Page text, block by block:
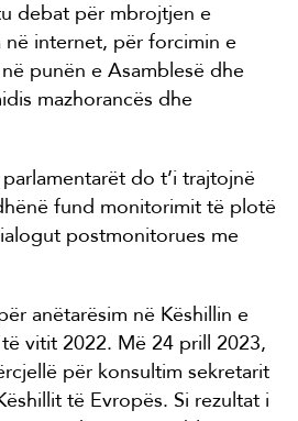
debat për mbrojtjen e
në internet, për forcimin e
punën e Asamblesë dhe
mazhorancës dhe
do t’i trajtojnë
fund monitorimit të plotë
postmonitorues me
anëtarësim në Këshillin e
vitit 2022. Më 24 prill 2023,
për konsultim sekretarit
të Evropës. Si rezultat i